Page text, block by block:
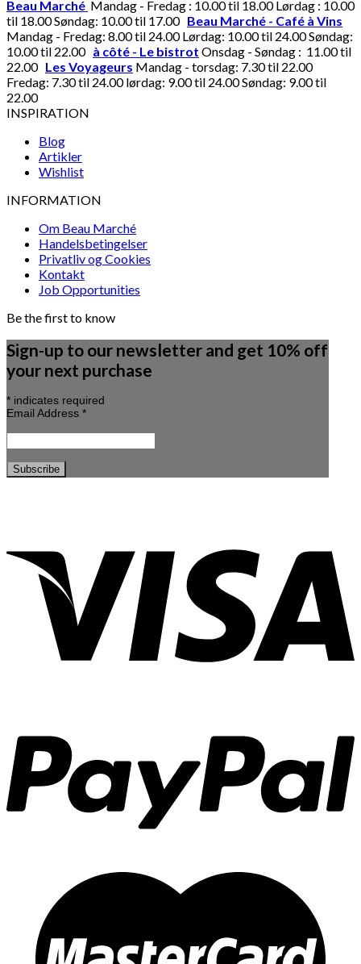
Beau Marché Mandag - Fredag : 10.00 til 18.00 Lørdag : 10.00
til 18.00 Søndag: 10.00 til 17.00 Beau Marché - Café à Vins
Mandag - Fredag: 8.00 til 24.00 Lørdag: 10.00 til 24.00 Søndag:
10.00 til 22.00 à côté - Le bistrot Onsdag - Søndag : 11.00 til
22.00 Les Voyageurs Mandag - torsdag: 7.30 til 22.00
Fredag: 7.30 til 24.00 lørdag: 9.00 til 24.00 Søndag: 9.00 til
22.00
INSPIRATION
Blog
Artikler
Wishlist
INFORMATION
Om Beau Marché
Handelsbetingelser
Privatliv og Cookies
Kontakt
Job Opportunities
Be the first to know
Sign-up to our newsletter and get 10% off
your next purchase
* indicates required
Email Address *